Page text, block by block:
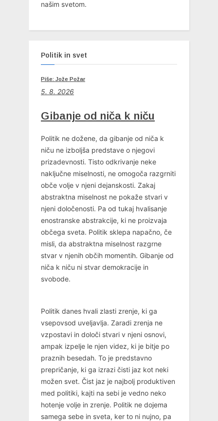
našim svetom.
Politik in svet
Piše: Jože Požar
5. 8. 2026
Gibanje od niča k niču
Politik ne dožene, da gibanje od niča k
niču ne izboljša predstave o njegovi
prizadevnosti. Tisto odkrivanje neke
naključne miselnosti, ne omogoča razgrniti
obče volje v njeni dejanskosti. Zakaj
abstraktna miselnost ne pokaže stvari v
njeni določenosti. Pa od tukaj hvalisanje
enostranske abstrakcije, ki ne proizvaja
občega sveta. Politik sklepa napačno, če
misli, da abstraktna miselnost razgrne
stvar v njenih občih momentih. Gibanje od
niča k niču ni stvar demokracije in
svobode.
Politik danes hvali zlasti zrenje, ki ga
vsepovsod uveljavlja. Zaradi zrenja ne
vzpostavi in določi stvari v njeni osnovi,
ampak izpelje le njen videz, ki je bitje po
praznih besedah. To je predstavno
prepričanje, ki ga izrazi čisti jaz kot neki
možen svet. Čist jaz je najbolj produktiven
med politiki, kajti na sebi je vedno neko
hotenje volje in zrenje. Politik ne dojema
samega sebe in sveta, ker to ni nujno, pa